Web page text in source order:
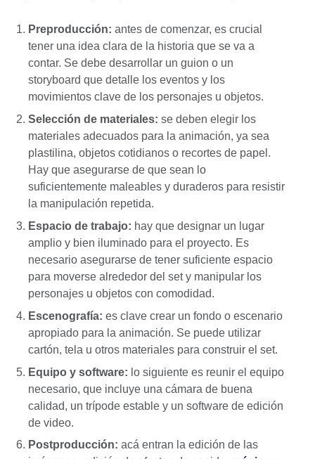
Preproducción: antes de comenzar, es crucial
tener una idea clara de la historia que se va a
contar. Se debe desarrollar un guion o un
storyboard que detalle los eventos y los
movimientos clave de los personajes u objetos.
Selección de materiales: se deben elegir los
materiales adecuados para la animación, ya sea
plastilina, objetos cotidianos o recortes de papel.
Hay que asegurarse de que sean lo
suficientemente maleables y duraderos para resistir
la manipulación repetida.
Espacio de trabajo: hay que designar un lugar
amplio y bien iluminado para el proyecto. Es
necesario asegurarse de tener suficiente espacio
para moverse alrededor del set y manipular los
personajes u objetos con comodidad.
Escenografía: es clave crear un fondo o escenario
apropiado para la animación. Se puede utilizar
cartón, tela u otros materiales para construir el set.
Equipo y software: lo siguiente es reunir el equipo
necesario, que incluye una cámara de buena
calidad, un trípode estable y un software de edición
de video.
Postproducción: acá entran la edición de las